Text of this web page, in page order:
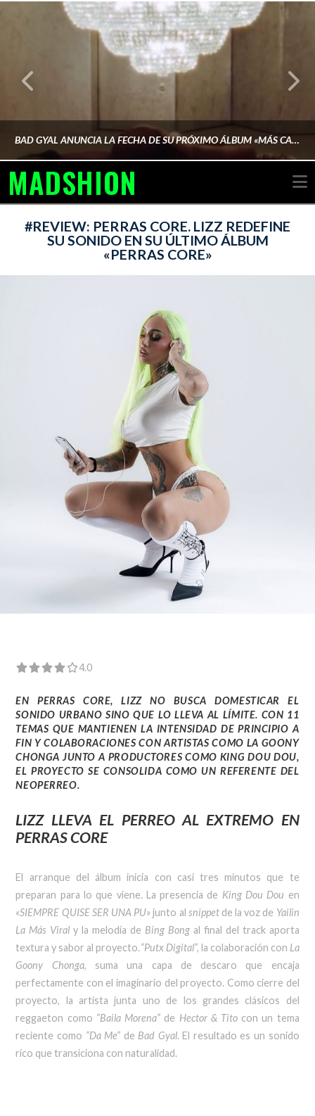
BAD GYAL ANUNCIA LA FECHA DE SU PRÓXIMO ÁLBUM «MÁS CARA»
MADSHION
#REVIEW: PERRAS CORE. LIZZ REDEFINE
SU SONIDO EN SU ÚLTIMO ÁLBUM
«PERRAS CORE»
4.0
ENPERRAS CORE,LIZZNO BUSCA DOMESTICAR EL
SONIDO URBANO SINO QUE LO LLEVA AL LÍMITE. CON 11
TEMAS QUE MANTIENEN LA INTENSIDAD DE PRINCIPIO A
FIN Y COLABORACIONES CON ARTISTAS COMO LA GOONY
CHONGA JUNTO A PRODUCTORES COMO KING DOU DOU,
EL PROYECTO SE CONSOLIDA COMO UN REFERENTE DEL
NEOPERREO.
LIZZ LLEVA EL PERREO AL EXTREMO EN
PERRAS CORE
El arranque del álbum inicia con casi tres minutos que te
preparan para lo que viene. La presencia de King Dou Dou en
«SIEMPRE QUISE SER UNA PU» junto al snippetde la voz de Yailin
La Más Viraly la melodía de Bing Bongal final del track aporta
textura y sabor al proyecto.“Putx Digital”, la colaboración con La
Goony Chonga, suma una capa de descaro que encaja
perfectamente con el imaginario del proyecto. Como cierre del
proyecto, la artista junta uno de los grandes clásicos del
reggaeton como “Baila Morena” de Hector & Titocon un tema
reciente como “Da Me” de Bad Gyal. El resultado es un sonido
rico que transiciona con naturalidad.